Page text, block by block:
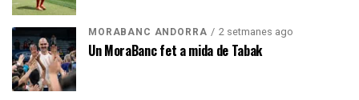
MORABANC ANDORRA 2 setmanes ago
Un MoraBanc fet a mida de Tabak